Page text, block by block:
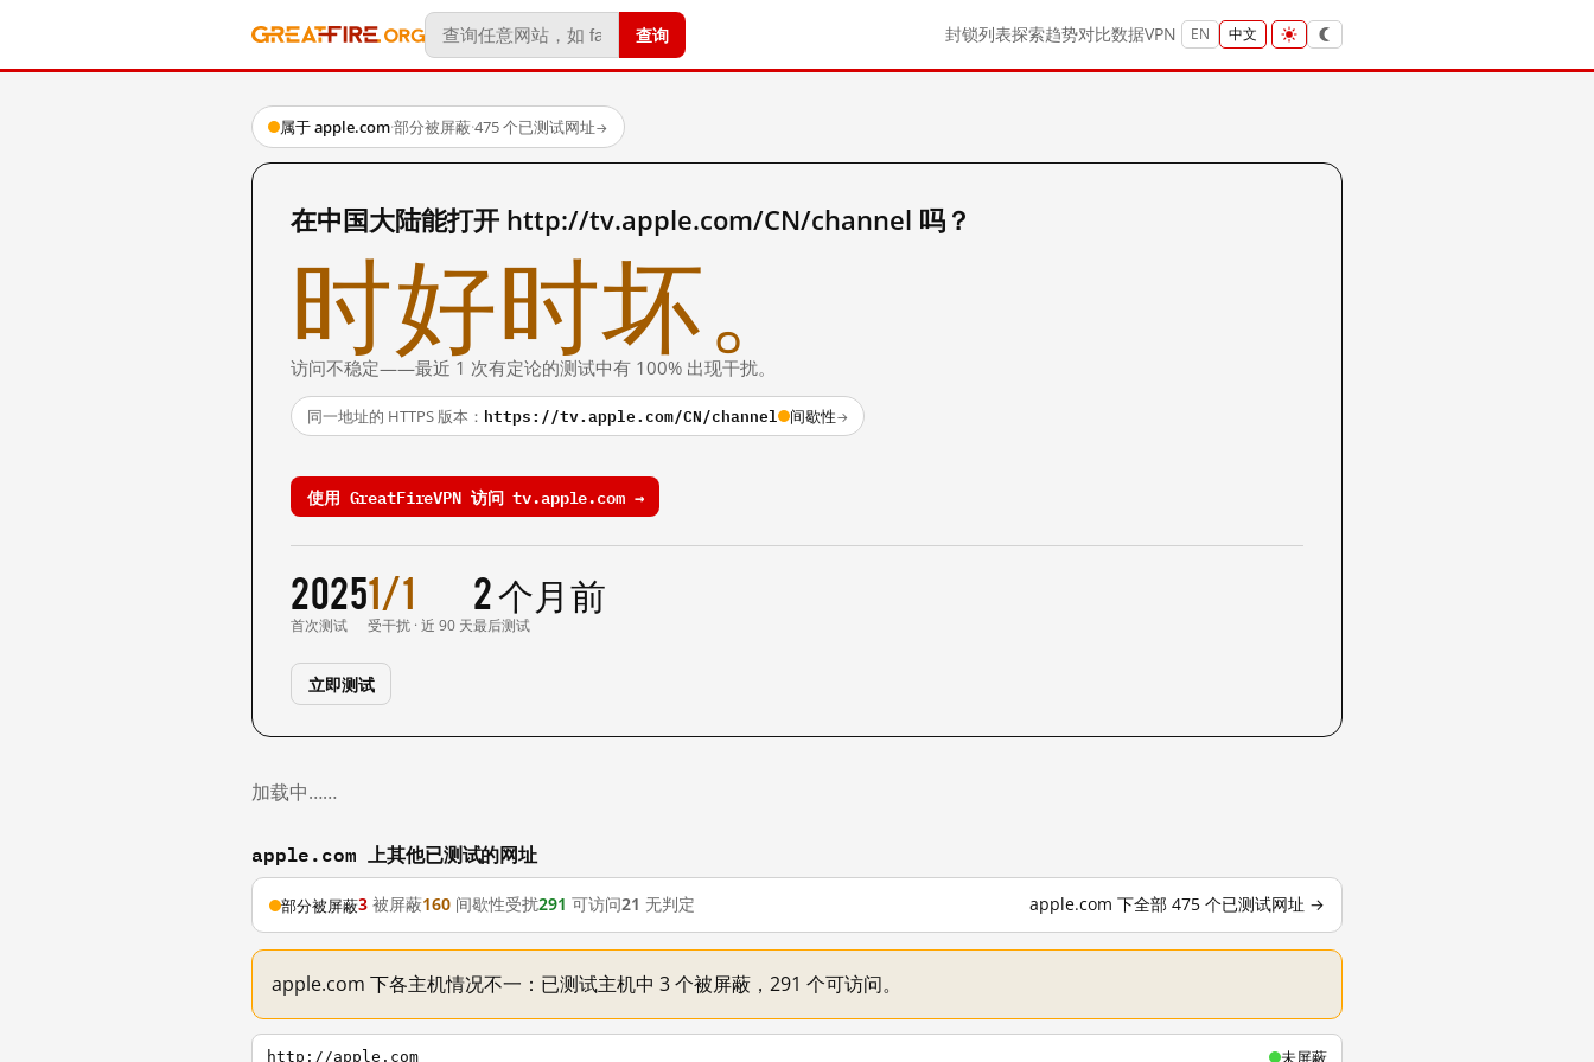
查询 封锁列表探索趋势对比数据VPN EN 中文
属于 apple.com·部分被屏蔽·475 个已测试网址→
在中国大陆能打开 http://tv.apple.com/CN/channel 吗？
时好时坏。
访问不稳定——最近 1 次有定论的测试中有 100% 出现干扰。
同一地址的 HTTPS 版本： https://tv.apple.com/CN/channel 间歇性→
使用 GreatFireVPN 访问 tv.apple.com →
2025
首次测试
1/1
受干扰 · 近 90 天
2 个月前
最后测试
立即测试
加载中……
apple.com 上其他已测试的网址
部分被屏蔽3 被屏蔽160 间歇性受扰291 可访问21 无判定 apple.com 下全部 475 个已测试网址 →
apple.com 下各主机情况不一：已测试主机中 3 个被屏蔽，291 个可访问。
http://apple.com 未屏蔽